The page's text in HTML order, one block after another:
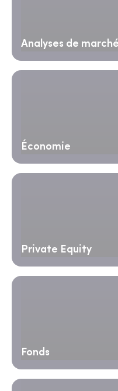
Analyses de
Économie
Private Equity
Fonds